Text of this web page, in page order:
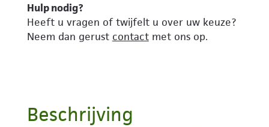
Hulp nodig?
Heeft u vragen of twijfelt u over uw keuze?
Neem dan gerust contactmet ons op.
Beschrijving